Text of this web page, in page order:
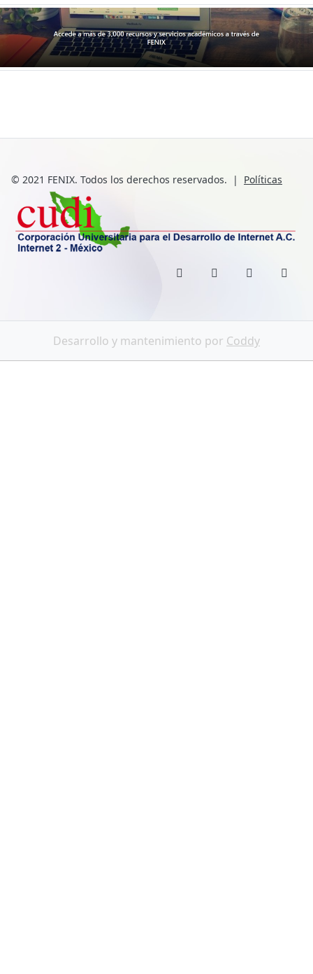
© 2021 FENIX. Todos los derechos reservados. | Políticas
Desarrollo y mantenimiento por Coddy